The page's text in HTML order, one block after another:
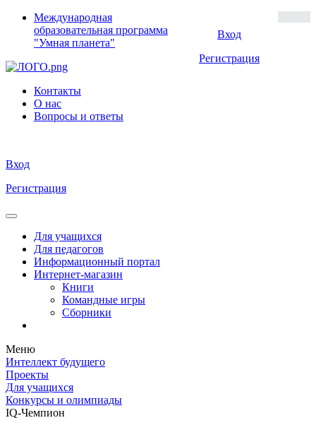
Вход
Регистрация
Международная
образовательная программа
"Умная планета"
Контакты
О нас
Вопросы и ответы
Вход
Регистрация
Для учащихся
Для педагогов
Информационный портал
Интернет-магазин
Книги
Командные игры
Сборники
Меню
Интеллект будущего
Проекты
Для учащихся
Конкурсы и олимпиады
IQ-Чемпион